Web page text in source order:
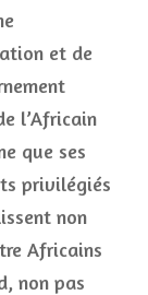
et de
l’Africain
que ses
privilégiés
non
Africains
non pas